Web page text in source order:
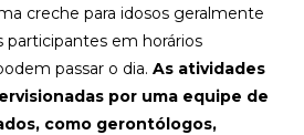
creche para idosos geralmente
participantes em horários
passar o dia. As atividades
por uma equipe de
como gerontólogos,